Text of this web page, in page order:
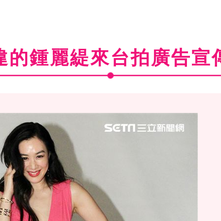
的鍾麗緹來台拍廣告宣